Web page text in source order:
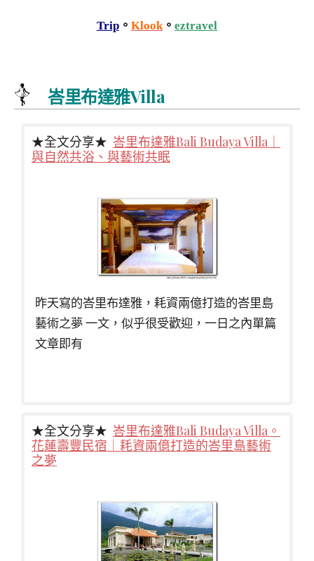
Trip 。 Klook。 eztravel
峇里布達雅Villa
★全文分享★ 峇里布達雅Bali Budaya Villa｜
與自然共浴、與藝術共眠
昨天寫的峇里布達雅，耗資兩億打造的峇里島
藝術之夢 一文，似乎很受歡迎，一日之內單篇
文章即有
★全文分享★ 峇里布達雅Bali Budaya Villa。
花蓮壽豐民宿｜耗資兩億打造的峇里島藝術
之夢